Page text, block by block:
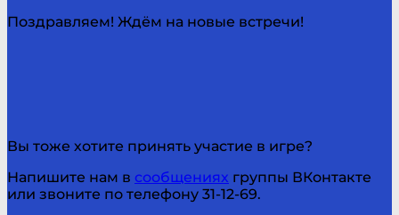
Поздравляем! Ждём на новые встречи!
Вы тоже хотите принять участие в игре?
Напишите нам в сообщениях группы ВКонтакте
или звоните по телефону 31-12-69.